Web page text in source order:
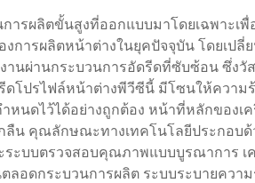
ารผลิตขั้นสูงที่ออกแบบมาโดยเฉพาะ
ารผลิตหน้าต่างในยุคปัจจุบัน โดยเป
านผ่านกระบวนการอัดรีดที่ซับซ้อน ซึ่
ดโปรไฟล์หน้าต่างพีวีซีนี้ มีโซนให้คว
นดไว้ได้อย่างถูกต้อง หน้าที่หลักของ
ลืน คุณลักษณะทางเทคโนโลยีประกอ
ะบบตรวจสอบคุณภาพแบบบูรณาการ เ
ลอดกระบวนการผลิต ระบบระบายคว